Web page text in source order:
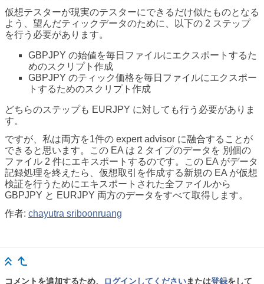
仮想テスターが現実のテスターにできるだけ似たものとなる
よう、望んだティックデータのために、以下の 2 ステップ
を行う必要があります。
GBPJPY の始値を毎日ファイルにエクスポートするた
めのスクリプト作成
GBPJPY のティック価格を毎日ファイルにエクスポー
トするためのスクリプト作成
どちらのステップも EURJPY に対しても行う必要がありま
す。
ですが、私は両方を1件の expert advisor に融合することが
できると思います。この EA は 2 タイプのデータを 別個の
ファイル 2 件にエキスポートするのです。この EA がデータ
記録処理を終えたら、仮想取引を作成する新規の EA が仮想
検証を行うためにエキスポートされた全ファイルから
GBPJPY と EURJPY 両方のデータをすべて取得します。
作者: chayutra sriboonruang
コメントを追加するため、 ログインしてくださいまたは登録をして